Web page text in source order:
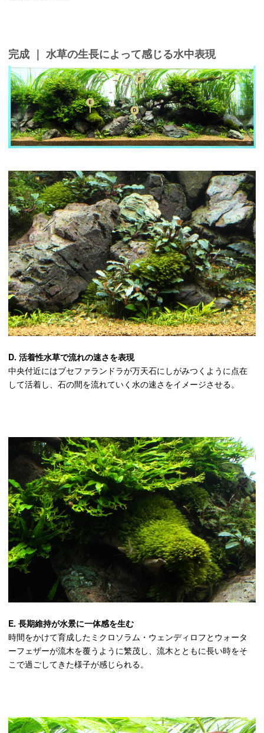
完成 ｜ 水草の生長によって感じる水中表現
D. 活着性水草で流れの速さを表現
中央付近にはブセファランドラが万天石にしがみつくように点在
して活着し、石の間を流れていく水の速さをイメージさせる。
E. 長期維持が水景に一体感を生む
時間をかけて育成したミクロソラム・ウェンディロフとウォータ
ーフェザーが流木を覆うように繁茂し、流木とともに長い時をそ
こで過ごしてきた様子が感じられる。